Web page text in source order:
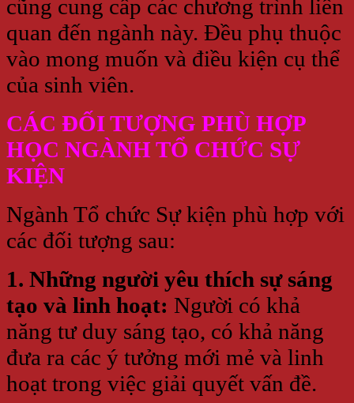
cũng cung cấp các chương trình liên
quan đến ngành này. Đều phụ thuộc
vào mong muốn và điều kiện cụ thể
của sinh viên.
CÁC ĐỐI TƯỢNG PHÙ HỢP
HỌC NGÀNH TỔ CHỨC SỰ
KIỆN
Ngành Tổ chức Sự kiện phù hợp với
các đối tượng sau:
1. Những người yêu thích sự sáng
tạo và linh hoạt: Người có khả
năng tư duy sáng tạo, có khả năng
đưa ra các ý tưởng mới mẻ và linh
hoạt trong việc giải quyết vấn đề.